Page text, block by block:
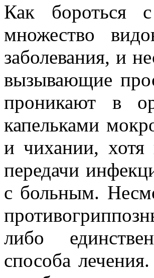
Как бороться
множество
заболевания, и
вызывающие
прони­кают в
капельками
и чихании, хотя
передачи
с больным.
либо
способа